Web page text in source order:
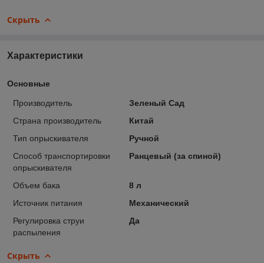
Скрыть
Характеристики
Основные
Производитель
Зеленый Сад
Страна производитель
Китай
Тип опрыскивателя
Ручной
Способ транспортировки
опрыскивателя
Ранцевый (за спиной)
Объем бака
8 л
Источник питания
Механический
Регулировка струи
распыления
Да
Скрыть